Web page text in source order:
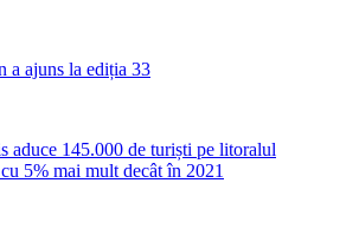
a ajuns la ediția 33
aduce 145.000 de turiști pe litoralul
5% mai mult decât în 2021